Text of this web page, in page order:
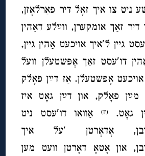
ניט צו איך זאָל דיר פאַרלאָזן,
דיר זאַך אומקערן, ווײַלע דאַהין
גיין ל′איך אויכעט אַהין גיין,
דו′עסט זאַך אָפּשטעלן וועל
אָפּשטעלן. אַז דײַן פאָלק
מײַן פאָלק, און דײַן גאָט איז
גאָט.(יז)
אַוואו דו′עסט ניט
אָדאָרטן ′על איך
און אָטאָ דאָרטן וועט מען